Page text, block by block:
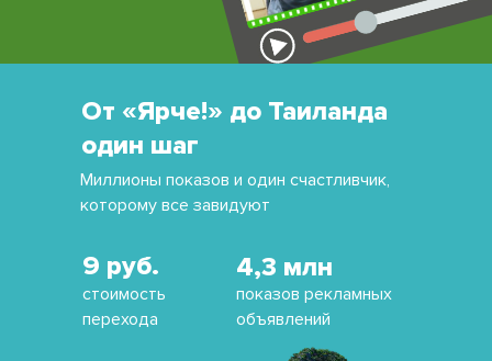
От «Ярче!» до Таиланда
один шаг
Миллионы показов и один счастливчик,
которому все завидуют
стоимость
перехода
9 руб. 4,3 млн
показов рекламных
объявлений